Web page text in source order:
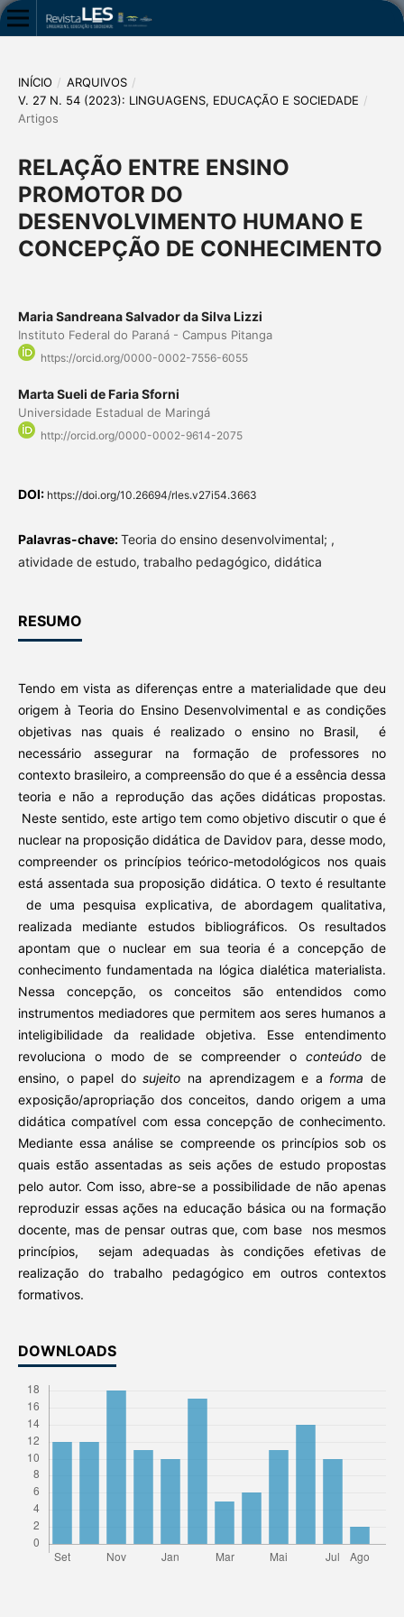
INÍCIO / ARQUIVOS /
V. 27 N. 54 (2023): LINGUAGENS, EDUCAÇÃO E SOCIEDADE /
Artigos
RELAÇÃO ENTRE ENSINO
PROMOTOR DO
DESENVOLVIMENTO HUMANO E
CONCEPÇÃO DE CONHECIMENTO
Maria Sandreana Salvador da Silva Lizzi
Instituto Federal do Paraná - Campus Pitanga
https://orcid.org/0000-0002-7556-6055
Marta Sueli de Faria Sforni
Universidade Estadual de Maringá
http://orcid.org/0000-0002-9614-2075
DOI: https://doi.org/10.26694/rles.v27i54.3663
Palavras-chave:Teoria do ensino desenvolvimental; ,
atividade de estudo, trabalho pedagógico, didática
RESUMO
Tendo em vista as diferenças entre a materialidade que deu
origem à Teoria do Ensino Desenvolvimental e as condições
objetivas nas quais é realizado o ensino no Brasil, é
necessário assegurar na formação de professores no
contexto brasileiro, a compreensão do que é a essência dessa
teoria e não a reprodução das ações didáticas propostas.
Neste sentido, este artigo tem como objetivo discutir o que é
nuclear na proposição didática de Davidov para, desse modo,
compreender os princípios teórico-metodológicos nos quais
está assentada sua proposição didática. O texto é resultante
de uma pesquisa explicativa, de abordagem qualitativa,
realizada mediante estudos bibliográficos. Os resultados
apontam que o nuclear em sua teoria é a concepção de
conhecimento fundamentada na lógica dialética materialista.
Nessa concepção, os conceitos são entendidos como
instrumentos mediadores que permitem aos seres humanos a
inteligibilidade da realidade objetiva. Esse entendimento
revoluciona o modo de se compreender o conteúdode
ensino, o papel dosujeito na aprendizagem e a forma de
exposição/apropriação dos conceitos, dando origem a uma
didática compatível com essa concepção de conhecimento.
Mediante essa análise se compreende os princípios sob os
quais estão assentadas as seis ações de estudo propostas
pelo autor. Com isso, abre-se a possibilidade de não apenas
reproduzir essas ações na educação básica ou na formação
docente, mas de pensar outras que, com base nos mesmos
princípios, sejam adequadas às condições efetivas de
realização do trabalho pedagógico em outros contextos
formativos.
DOWNLOADS